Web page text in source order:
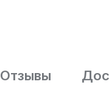
Отзывы